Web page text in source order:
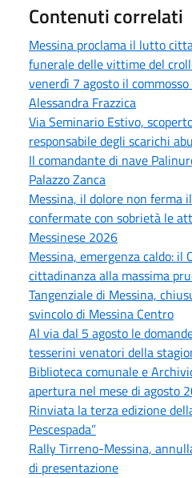
Contenuti correlati
Messina proclama il lutto
funerale delle vittime del
venerdì 7 agosto il
Alessandra Frazzica
Via Seminario Estivo,
responsabile degli scarichi
Il comandante di nave
Palazzo Zanca
Messina, il dolore non ferma
confermate con sobrietà le
Messinese 2026
Messina, emergenza caldo: il
cittadinanza alla massima
Tangenziale di Messina,
svincolo di Messina Centro
Al via dal 5 agosto le
tesserini venatori della
Biblioteca comunale e
apertura nel mese di agosto
Rinviata la terza edizione
Pescespada”
Rally Tirreno-Messina,
di presentazione